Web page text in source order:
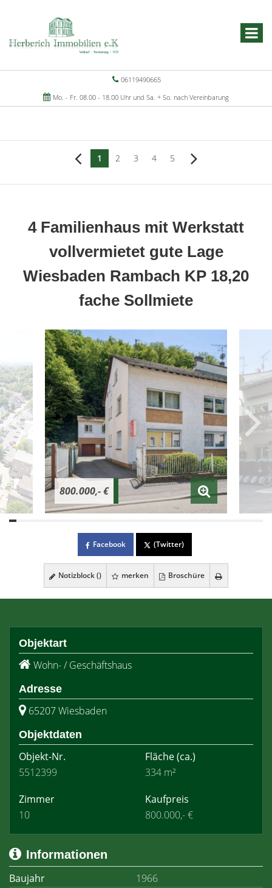
06119490665
Mo. - Fr. 08.00 - 18.00 Uhr und Sa. + So. nach Vereinbarung
1 2 3 4 5
4 Familienhaus mit Werkstatt
vollvermietet gute Lage
Wiesbaden Rambach KP 18,20
fache Sollmiete
800.000,- €
Facebook (Twitter)
Notizblock () merken Broschüre
Objektart
Wohn- / Geschäftshaus
Adresse
65207 Wiesbaden
Objektdaten
Objekt-Nr.
5512399
Fläche(ca.)
334 m²
Zimmer
10
Kaufpreis
800.000,- €
Informationen
Baujahr
1966